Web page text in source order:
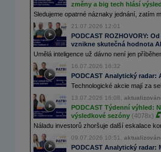
změny a big tech hlásí
Sledujeme opatrné náznaky jednání, zatím
21.07.2026 12:01
PODCAST ROZHOVORY:
vznikne skutečná hodnota AI
Umělá inteligence už dávno není jen
16.07.2026 16:32
PODCAST Analytický
Technologické akcie mají za
13.07.2026 16:08,
PODCAST Týdenní výhled:
výsledkové sezóny (4078x)
Náladu investorů zhoršuje další eskalace
09.07.2026 10:51,
PODCAST Analytický radar: